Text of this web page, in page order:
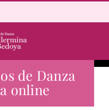
Onlinede Danza
online